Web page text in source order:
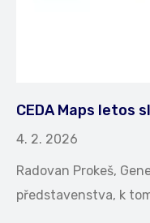
CEDA Maps letos
4. 2. 2026
Radovan Prokeš,
představenstva, k